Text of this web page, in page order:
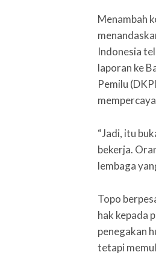
Menambah
Indonesia
laporan ke
Pemilu
“Jadi, itu
bekerja.
lembaga
Topo
hak kepada
penegakan
tetapi